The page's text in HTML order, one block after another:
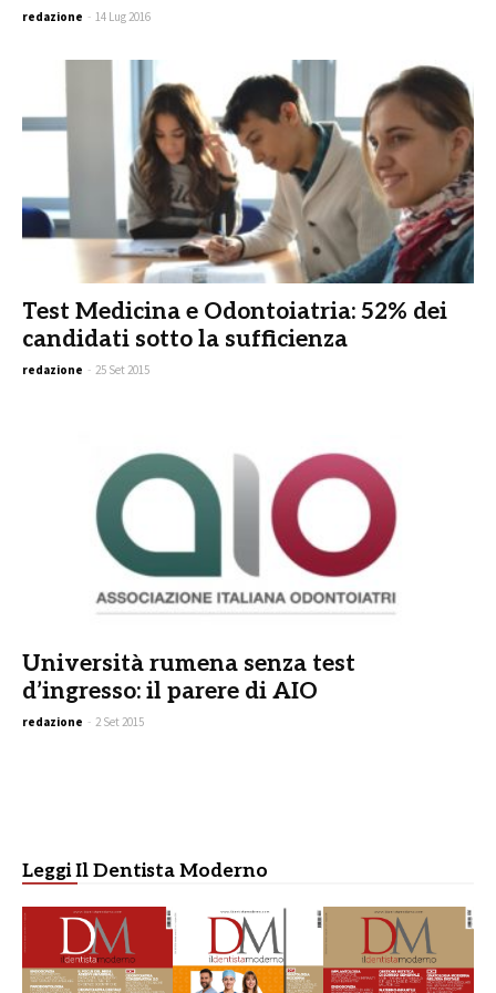
redazione - 14 Lug 2016
Test Medicina e Odontoiatria: 52% dei
candidati sotto la sufficienza
redazione - 25 Set 2015
Università rumena senza test
d’ingresso: il parere di AIO
redazione - 2 Set 2015
Leggi Il Dentista Moderno